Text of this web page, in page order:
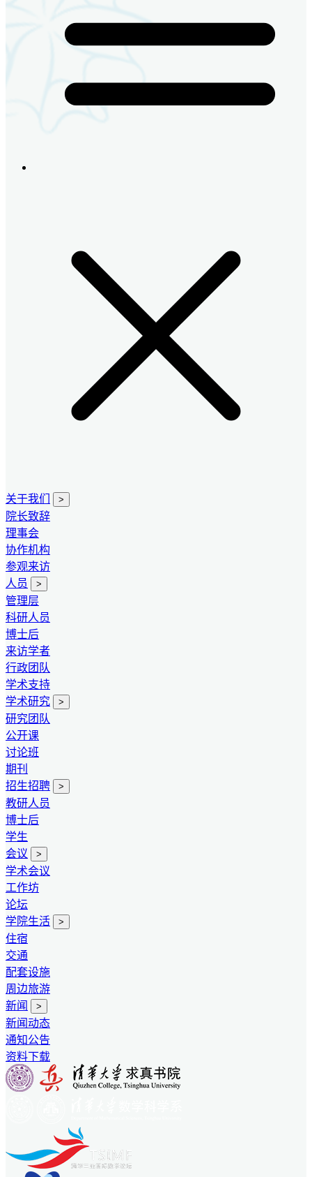
关于我们 >
院长致辞
理事会
协作机构
参观来访
人员
>
管理层
科研人员
博士后
来访学者
行政团队
学术支持
学术研究
>
研究团队
公开课
讨论班
期刊
招生招聘
>
教研人员
博士后
学生
会议
>
学术会议
工作坊
论坛
学院生活
>
住宿
交通
配套设施
周边旅游
新闻
>
新闻动态
通知公告
资料下载